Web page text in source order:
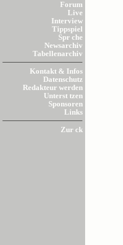
Forum
Live
Interview
Tippspiel
Spr che
Newsarchiv
Tabellenarchiv
Kontakt & Infos
Datenschutz
Redakteur werden
Unterst tzen
Sponsoren
Links
Zur ck